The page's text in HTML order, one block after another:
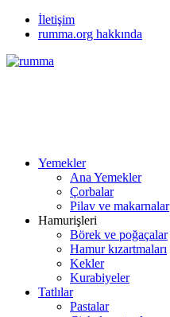
İletişim
rumma.org hakkında
Yemekler
Ana Yemekler
Çorbalar
Pilav ve makarnalar
Hamurişleri
Börek ve poğaçalar
Hamur kızartmaları
Kekler
Kurabiyeler
Tatlılar
Pastalar